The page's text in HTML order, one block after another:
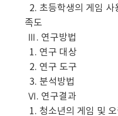
2. 초등학생의 게임
족도
Ⅲ. 연구방법
1. 연구 대상
2. 연구 도구
3. 분석방법
Ⅵ. 연구결과
1. 청소년의 게임 및